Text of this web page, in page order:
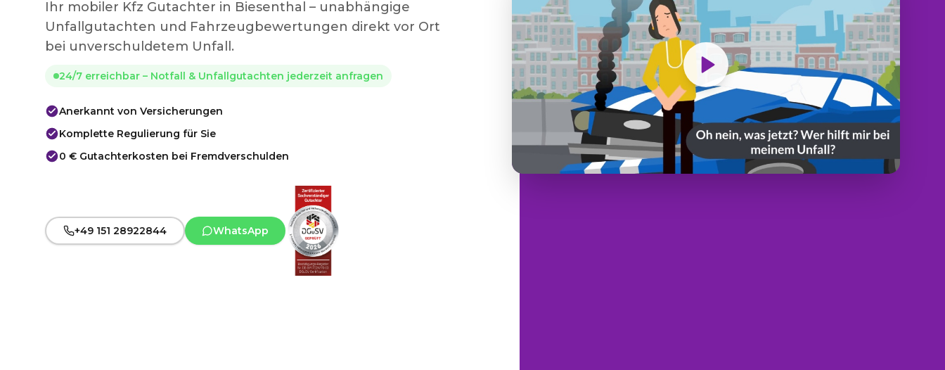
Ihr mobiler Kfz Gutachter in Biesenthal – unabhängige
Unfallgutachten und Fahrzeugbewertungen direkt vor Ort
bei unverschuldetem Unfall.
24/7 erreichbar – Notfall & Unfallgutachten jederzeit anfragen
Anerkannt von Versicherungen
Komplette Regulierung für Sie
0 € Gutachterkosten bei Fremdverschulden
+49 151 28922844 WhatsApp